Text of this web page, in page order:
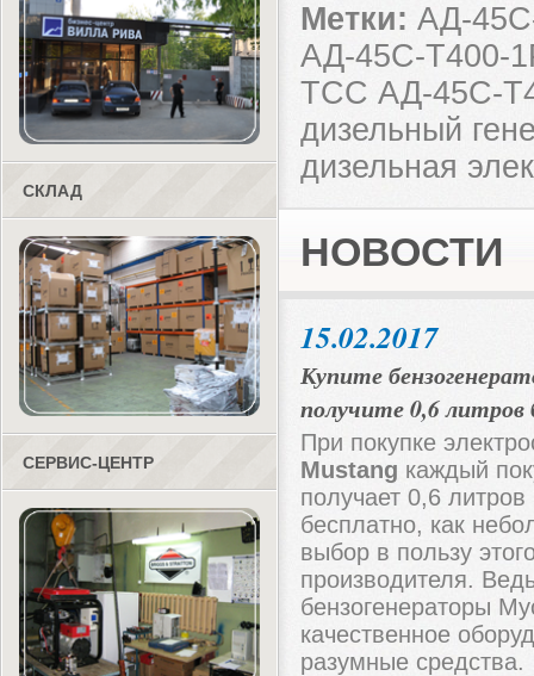
СКЛАД
СЕРВИС-ЦЕНТР
Метки: АД-
АД-45С-Т400-
ТСС АД-45С-
дизельный
дизельная
НОВОСТИ
15.02.2017
Купите
получите 0,6
При покупке
Mustang каждый
получает 0,6
бесплатно, как
выбор в пользу
производителя.
бензогенераторы
качественное
разумные средства.